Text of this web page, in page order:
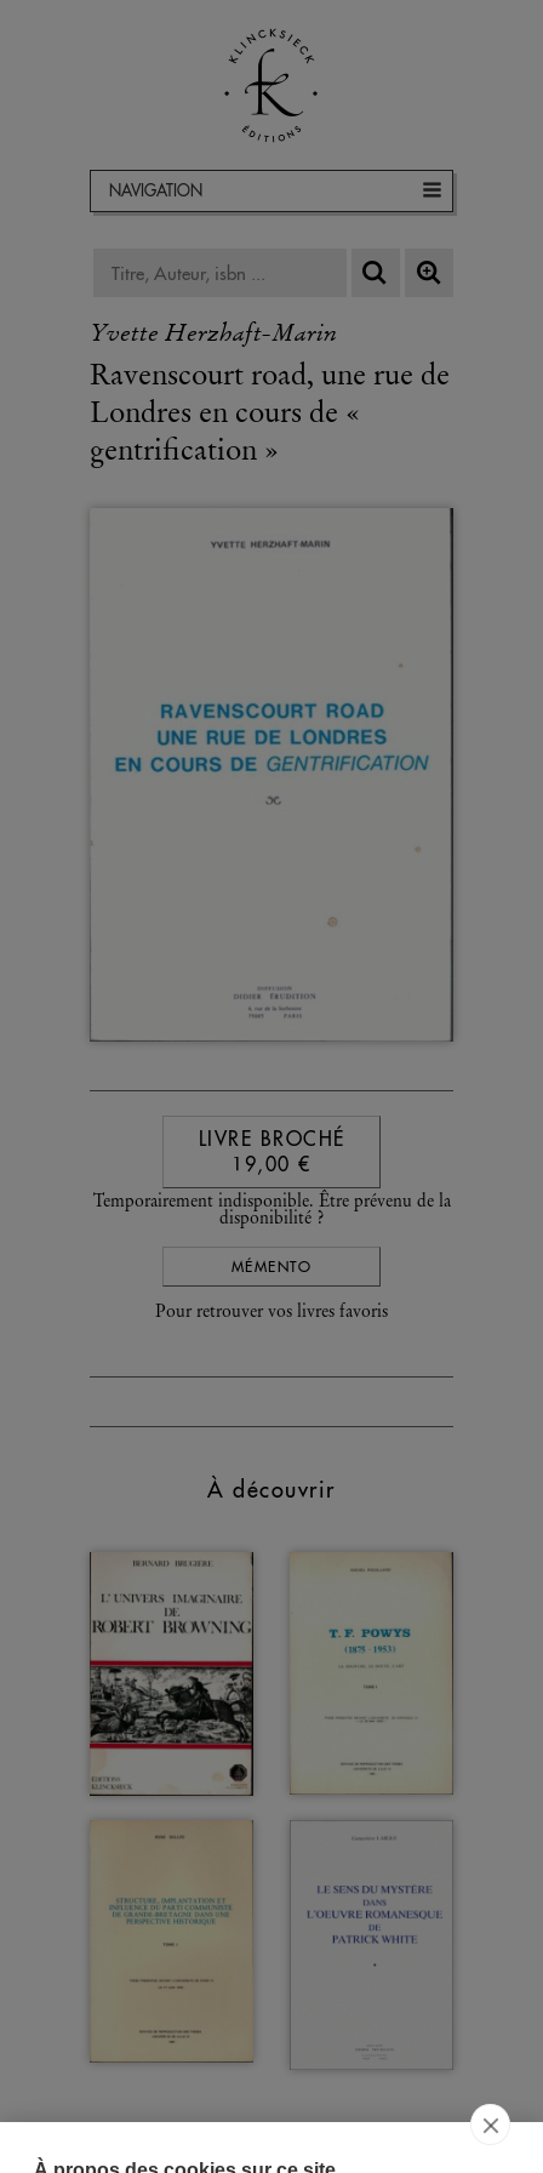
NAVIGATION
Yvette Herzhaft-Marin
Ravenscourt road, une rue de
Londres en cours de «
gentrification »
LIVRE BROCHÉ
19,00 €
Temporairement indisponible. Être prévenu de la
disponibilité ?
MÉMENTO
Pour retrouver vos livres favoris
À découvrir